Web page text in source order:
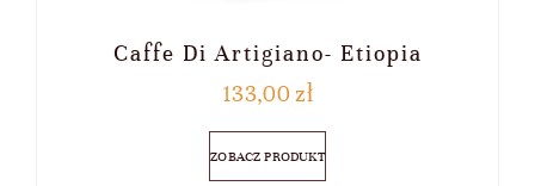
Caffe Di Artigiano- Etiopia
133,00zł
ZOBACZ PRODUKT